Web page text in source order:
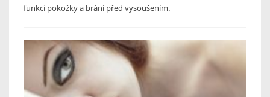
funkci pokožky a brání před vysoušením.